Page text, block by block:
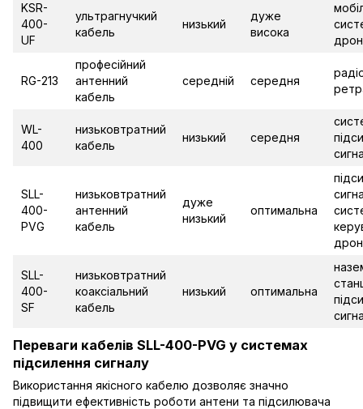
KSR-
400-
UF
ультрагнучкий
кабель
низький
дуже
висока
RG-213
професійний
антенний
кабель
середній середня
WL-
400
низьковтратний
кабель
низький середня
SLL-
400-
PVG
низьковтратний
антенний
кабель
дуже
низький
оптимальна
SLL-
400-
SF
низьковтратний
коаксіальний
кабель
низький оптимальна
Переваги кабелів SLL-400-PVG у системах
підсилення сигналу
Використання якісного кабелю дозволяє значно
підвищити ефективність роботи антени та підсилювача